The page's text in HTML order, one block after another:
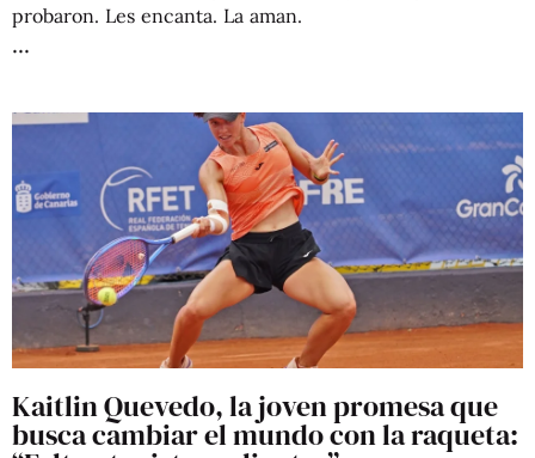
probaron. Les encanta. La aman.
Kaitlin Quevedo, la joven promesa que
busca cambiar el mundo con la raqueta: